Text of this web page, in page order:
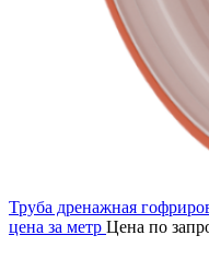
Труба дренажная
цена за метр Цена по